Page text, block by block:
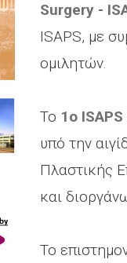
Surgery -
ISAPS, με
ομιλητών.
Το 1ο
υπό την
Πλαστικής
και
Το